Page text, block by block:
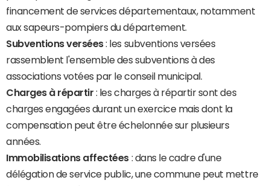
financement de services départementaux, notamment
aux sapeurs-pompiers du département.
Subventions versées: les subventions versées
rassemblent l'ensemble des subventions à des
associations votées par le conseil municipal.
Charges à répartir : les charges à répartir sont des
charges engagées durant un exercice mais dont la
compensation peut être échelonnée sur plusieurs
années.
Immobilisations affectées : dans le cadre d'une
délégation de service public, une commune peut mettre